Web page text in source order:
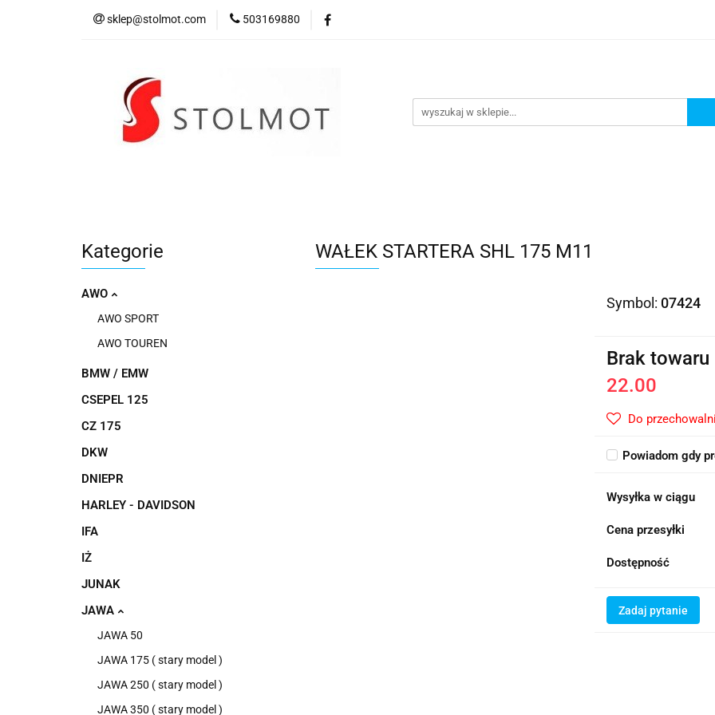
sklep@stolmot.com 503169880
Kategorie
AWO
AWO SPORT
AWO TOUREN
BMW / EMW
CSEPEL 125
CZ 175
DKW
DNIEPR
HARLEY - DAVIDSON
IFA
IŻ
JUNAK
JAWA
JAWA 50
JAWA 175 ( stary model )
JAWA 250 ( stary model )
JAWA 350 ( stary model )
WAŁEK STARTERA SHL 175 M11
Symbol: 07424
Brak towaru
22.00
Do
Powiadom gdy
Wysyłka w ciągu
Cena przesyłki
Dostępność
Zadaj pytanie